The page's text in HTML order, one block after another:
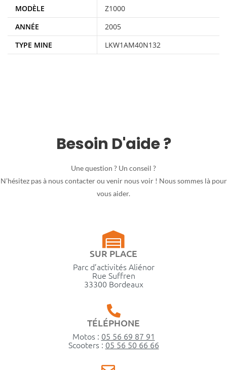
MODÈLE
Z1000
ANNÉE
2005
TYPE MINE
LKW1AM40N132
Besoin D'aide ?
Une question ? Un conseil ?
N’hésitez pas à nous contacter ou venir nous voir ! Nous sommes là pour
vous aider.
SUR PLACE
Parc d’activités Aliénor
Rue Suffren
33300 Bordeaux
TÉLÉPHONE
Motos : 05 56 69 87 91
Scooters : 05 56 50 66 66